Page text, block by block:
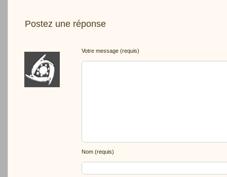
Postez une réponse
Votre message (requis)
Nom (requis)